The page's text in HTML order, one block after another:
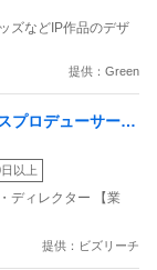
ズなどIP作品のデザ
提供：Green
プロデューサー」
り込む体験”を／
ス制
以上
ディレクター 【業
提供：ビズリーチ